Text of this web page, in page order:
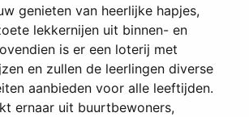
genieten van heerlijke hapjes,
lekkernijen uit binnen- en
is er een loterij met
en zullen de leerlingen diverse
aanbieden voor alle leeftijden.
ernaar uit buurtbewoners,